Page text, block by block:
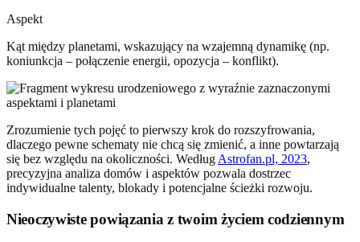
Aspekt
Kąt między planetami, wskazujący na wzajemną dynamikę (np.
koniunkcja – połączenie energii, opozycja – konflikt).
Zrozumienie tych pojęć to pierwszy krok do rozszyfrowania,
dlaczego pewne schematy nie chcą się zmienić, a inne powtarzają
się bez względu na okoliczności. Według Astrofan.pl, 2023,
precyzyjna analiza domów i aspektów pozwala dostrzec
indywidualne talenty, blokady i potencjalne ścieżki rozwoju.
Nieoczywiste powiązania z twoim życiem codziennym